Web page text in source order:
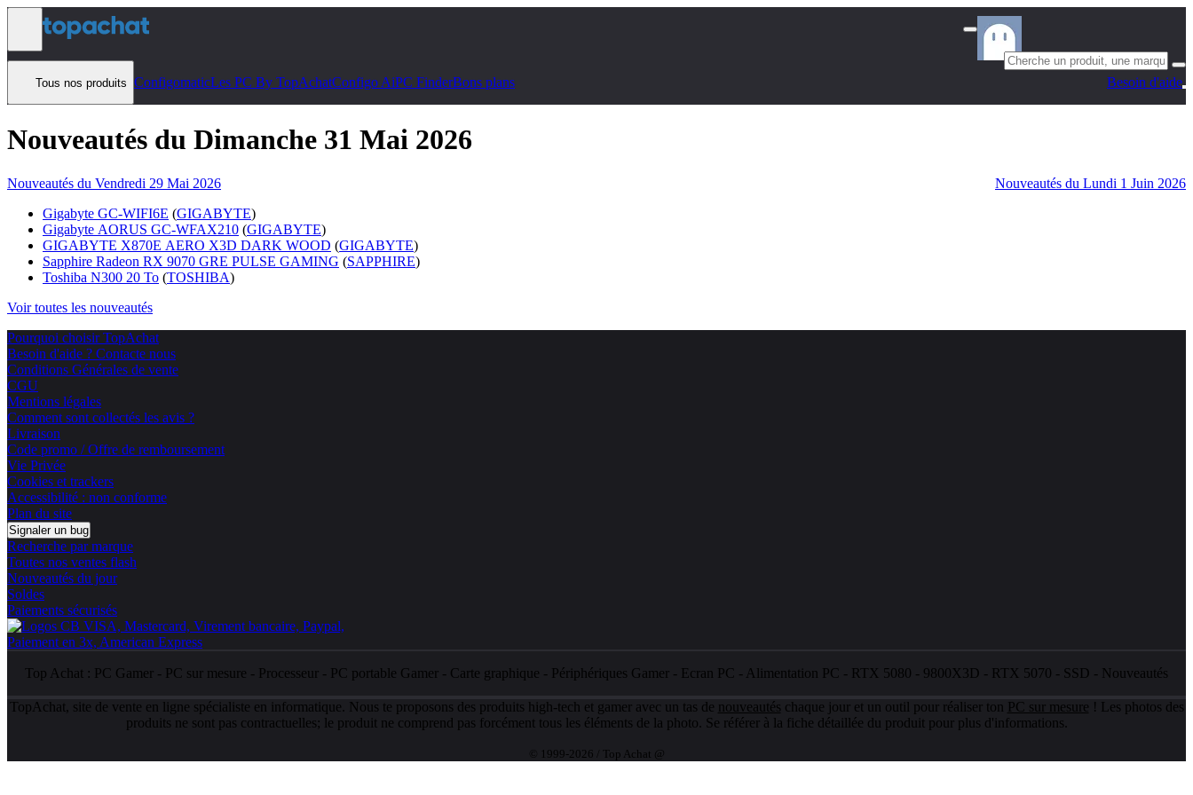
Aller au contenu
Tous nos produits ConfigomaticLes PC By TopAchatConfigo AiPC FinderBons plans Besoin d'aide
Nouveautés du Dimanche 31 Mai 2026
Nouveautés du Vendredi 29 Mai 2026
Nouveautés du Lundi 1 Juin 2026
Gigabyte GC-WIFI6E (GIGABYTE)
Gigabyte AORUS GC-WFAX210 (GIGABYTE)
GIGABYTE X870E AERO X3D DARK WOOD (GIGABYTE)
Sapphire Radeon RX 9070 GRE PULSE GAMING (SAPPHIRE)
Toshiba N300 20 To (TOSHIBA)
Voir toutes les nouveautés
Pourquoi choisir TopAchat
Besoin d'aide ? Contacte nous
Conditions Générales de vente
CGU
Mentions légales
Comment sont collectés les avis ?
Livraison
Code promo / Offre de remboursement
Vie Privée
Cookies et trackers
Accessibilité : non conforme
Plan du site
Signaler un bug
Recherche par marque
Toutes nos ventes flash
Nouveautés du jour
Soldes
Paiements sécurisés
Top Achat : PC Gamer - PC sur mesure - Processeur - PC portable Gamer - Carte graphique - Périphériques Gamer - Ecran PC - Alimentation PC - RTX 5080 - 9800X3D - RTX 5070 - SSD - Nouveautés
TopAchat, site de vente en ligne spécialiste en informatique. Nous te proposons des produits high-tech et gamer avec un tas de nouveautés chaque jour et un outil pour réaliser ton PC sur mesure ! Les photos des
produits ne sont pas contractuelles; le produit ne comprend pas forcément tous les éléments de la photo. Se référer à la fiche détaillée du produit pour plus d'informations.
© 1999-2026 / Top Achat @